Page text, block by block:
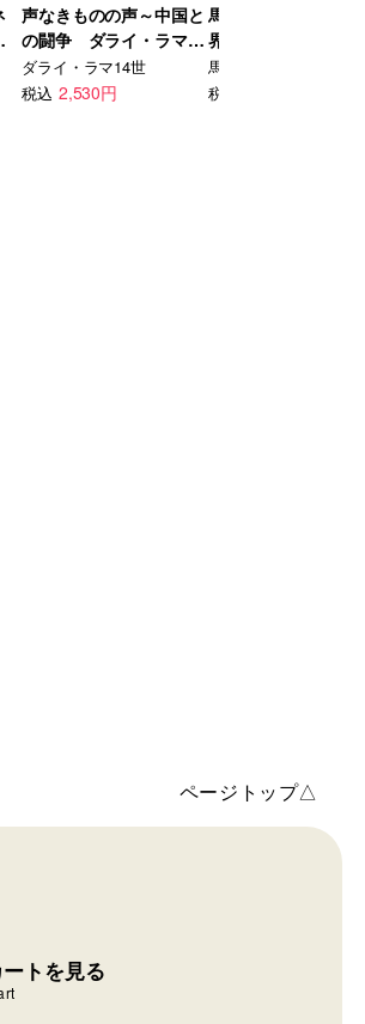
声なきものの声～中国と
の闘争 ダライ・ラマ自
伝
ダライ・ラマ14世
税込 2,530円
馬渕睦夫が読み解く
界の真実
馬渕睦夫
税込
ページトップ△
ートを見る